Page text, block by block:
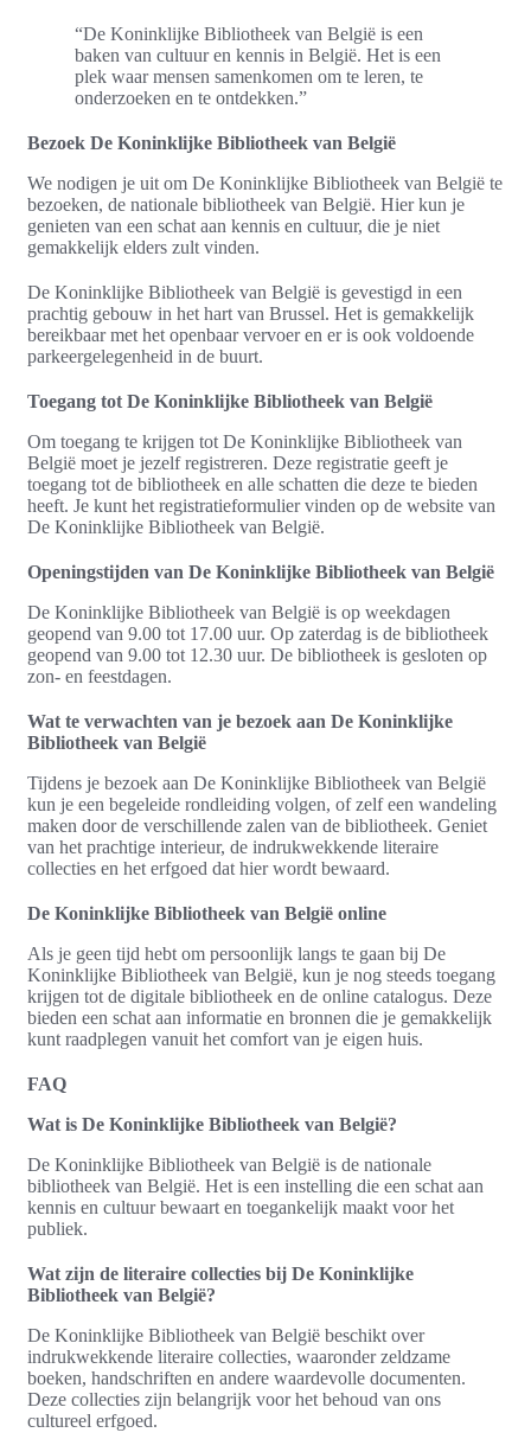
“De Koninklijke Bibliotheek van België is een
baken van cultuur en kennis in België. Het is een
plek waar mensen samenkomen om te leren, te
onderzoeken en te ontdekken.”
Bezoek De Koninklijke Bibliotheek van België
We nodigen je uit om De Koninklijke Bibliotheek van België te
bezoeken, de nationale bibliotheek van België. Hier kun je
genieten van een schat aan kennis en cultuur, die je niet
gemakkelijk elders zult vinden.
De Koninklijke Bibliotheek van België is gevestigd in een
prachtig gebouw in het hart van Brussel. Het is gemakkelijk
bereikbaar met het openbaar vervoer en er is ook voldoende
parkeergelegenheid in de buurt.
Toegang tot De Koninklijke Bibliotheek van België
Om toegang te krijgen tot De Koninklijke Bibliotheek van
België moet je jezelf registreren. Deze registratie geeft je
toegang tot de bibliotheek en alle schatten die deze te bieden
heeft. Je kunt het registratieformulier vinden op de website van
De Koninklijke Bibliotheek van België.
Openingstijden van De Koninklijke Bibliotheek van België
De Koninklijke Bibliotheek van België is op weekdagen
geopend van 9.00 tot 17.00 uur. Op zaterdag is de bibliotheek
geopend van 9.00 tot 12.30 uur. De bibliotheek is gesloten op
zon- en feestdagen.
Wat te verwachten van je bezoek aan De Koninklijke
Bibliotheek van België
Tijdens je bezoek aan De Koninklijke Bibliotheek van België
kun je een begeleide rondleiding volgen, of zelf een wandeling
maken door de verschillende zalen van de bibliotheek. Geniet
van het prachtige interieur, de indrukwekkende literaire
collecties en het erfgoed dat hier wordt bewaard.
De Koninklijke Bibliotheek van België online
Als je geen tijd hebt om persoonlijk langs te gaan bij De
Koninklijke Bibliotheek van België, kun je nog steeds toegang
krijgen tot de digitale bibliotheek en de online catalogus. Deze
bieden een schat aan informatie en bronnen die je gemakkelijk
kunt raadplegen vanuit het comfort van je eigen huis.
FAQ
Wat is De Koninklijke Bibliotheek van België?
De Koninklijke Bibliotheek van België is de nationale
bibliotheek van België. Het is een instelling die een schat aan
kennis en cultuur bewaart en toegankelijk maakt voor het
publiek.
Wat zijn de literaire collecties bij De Koninklijke
Bibliotheek van België?
De Koninklijke Bibliotheek van België beschikt over
indrukwekkende literaire collecties, waaronder zeldzame
boeken, handschriften en andere waardevolle documenten.
Deze collecties zijn belangrijk voor het behoud van ons
cultureel erfgoed.